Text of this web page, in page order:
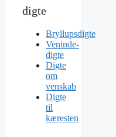
digte
Bryllupsdigte
Veninde-
digte
Digte
om
venskab
Digte
til
kæresten